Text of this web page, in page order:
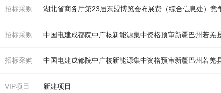
招标采购 湖北省商务厅第23届东盟博览会布展费（综合信息处）竞
招标采购
招标采购
VIP项目
新建项目